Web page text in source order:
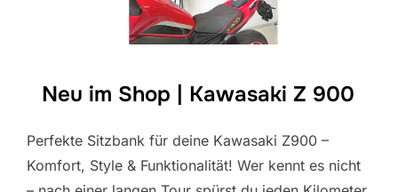
Neu im Shop | Kawasaki Z 900
Perfekte Sitzbank für deine Kawasaki Z900 –
Komfort, Style & Funktionalität! Wer kennt es nicht